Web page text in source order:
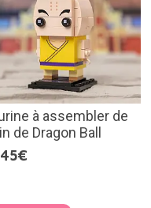
à assembler de
de Dragon Ball